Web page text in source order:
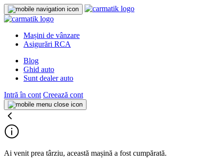
Mașini de vânzare
Asigurări RCA
Blog
Ghid auto
Sunt dealer auto
Intră în cont Creează cont
Ai venit prea târziu, această mașină a fost cumpărată.